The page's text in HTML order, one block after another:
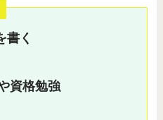
書く
資格勉強